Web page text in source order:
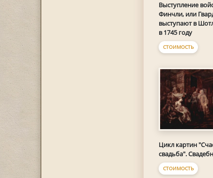
Выступление
Финчли, или
выступают в
в 1745 году
СТОИМОСТЬ
Цикл картин
свадьба".
СТОИМОСТЬ